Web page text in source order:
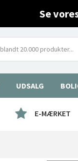
Se
UDSALG
E-MÆRKET